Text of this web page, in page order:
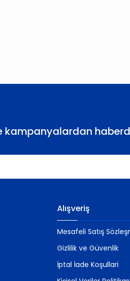
Gönder
kampanyalardan
Alışveriş
Mesafeli Satış
Gizlilik ve Güvenlik
İptal İade Koşullari